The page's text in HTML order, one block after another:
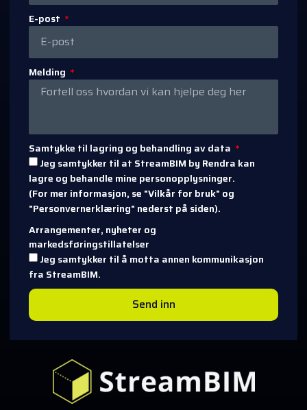
E-post
Melding
Samtykke til lagring og behandling av data
Jeg samtykker til at StreamBIM by Rendra kan
lagre og behandle mine personopplysninger.
(For mer informasjon, se "Vilkår for bruk" og
"Personvernerklæring" nederst på siden).
Arrangementer, nyheter og
markedsføringstillatelser
Jeg samtykker til å motta annen kommunikasjon
fra StreamBIM.
Send inn